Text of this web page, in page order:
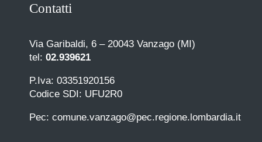
Contatti
Via Garibaldi, 6 – 20043 Vanzago (MI)
tel: 02.939621
P.Iva: 03351920156
Codice SDI: UFU2R0
Pec: comune.vanzago@pec.regione.lombardia.it